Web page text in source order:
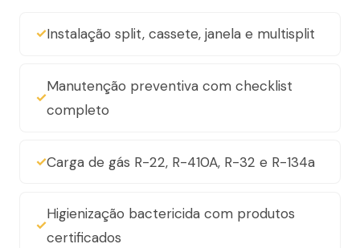
Instalação split, cassete, janela e multisplit
Manutenção preventiva com checklist
completo
Carga de gás R-22, R-410A, R-32 e R-134a
Higienização bactericida com produtos
certificados